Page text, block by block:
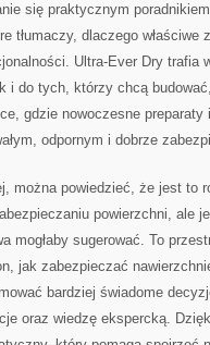
się praktycznym
tłumaczy, dlaczego właściwe
Ultra-Ever Dry trafia
i do tych, którzy chcą
gdzie nowoczesne
odpornym i dobrze
można powiedzieć, że jest to
powierzchni, ale
mogłaby sugerować. To
jak zabezpieczać
bardziej świadome
oraz wiedzę ekspercką.